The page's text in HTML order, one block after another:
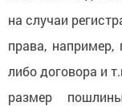
на случаи
права, например,
либо договора и
размер